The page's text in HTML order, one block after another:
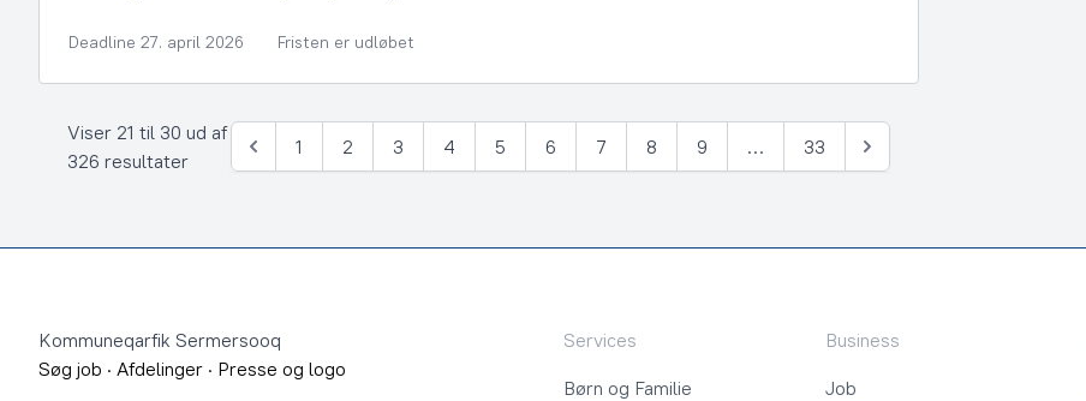
Deadline 27. april 2026 Fristen er udløbet
Viser 21 til 30 ud af
326 resultater
Forrige
1 2 3 4 5 6 7 8 9 … 33
Næste
Kommuneqarfik Sermersooq
Søg job · Afdelinger · Presse og logo
Services
Børn og Familie
Business
Job